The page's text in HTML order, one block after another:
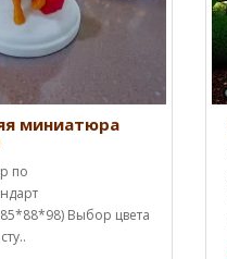
миниатюра
по
Выбор цвета